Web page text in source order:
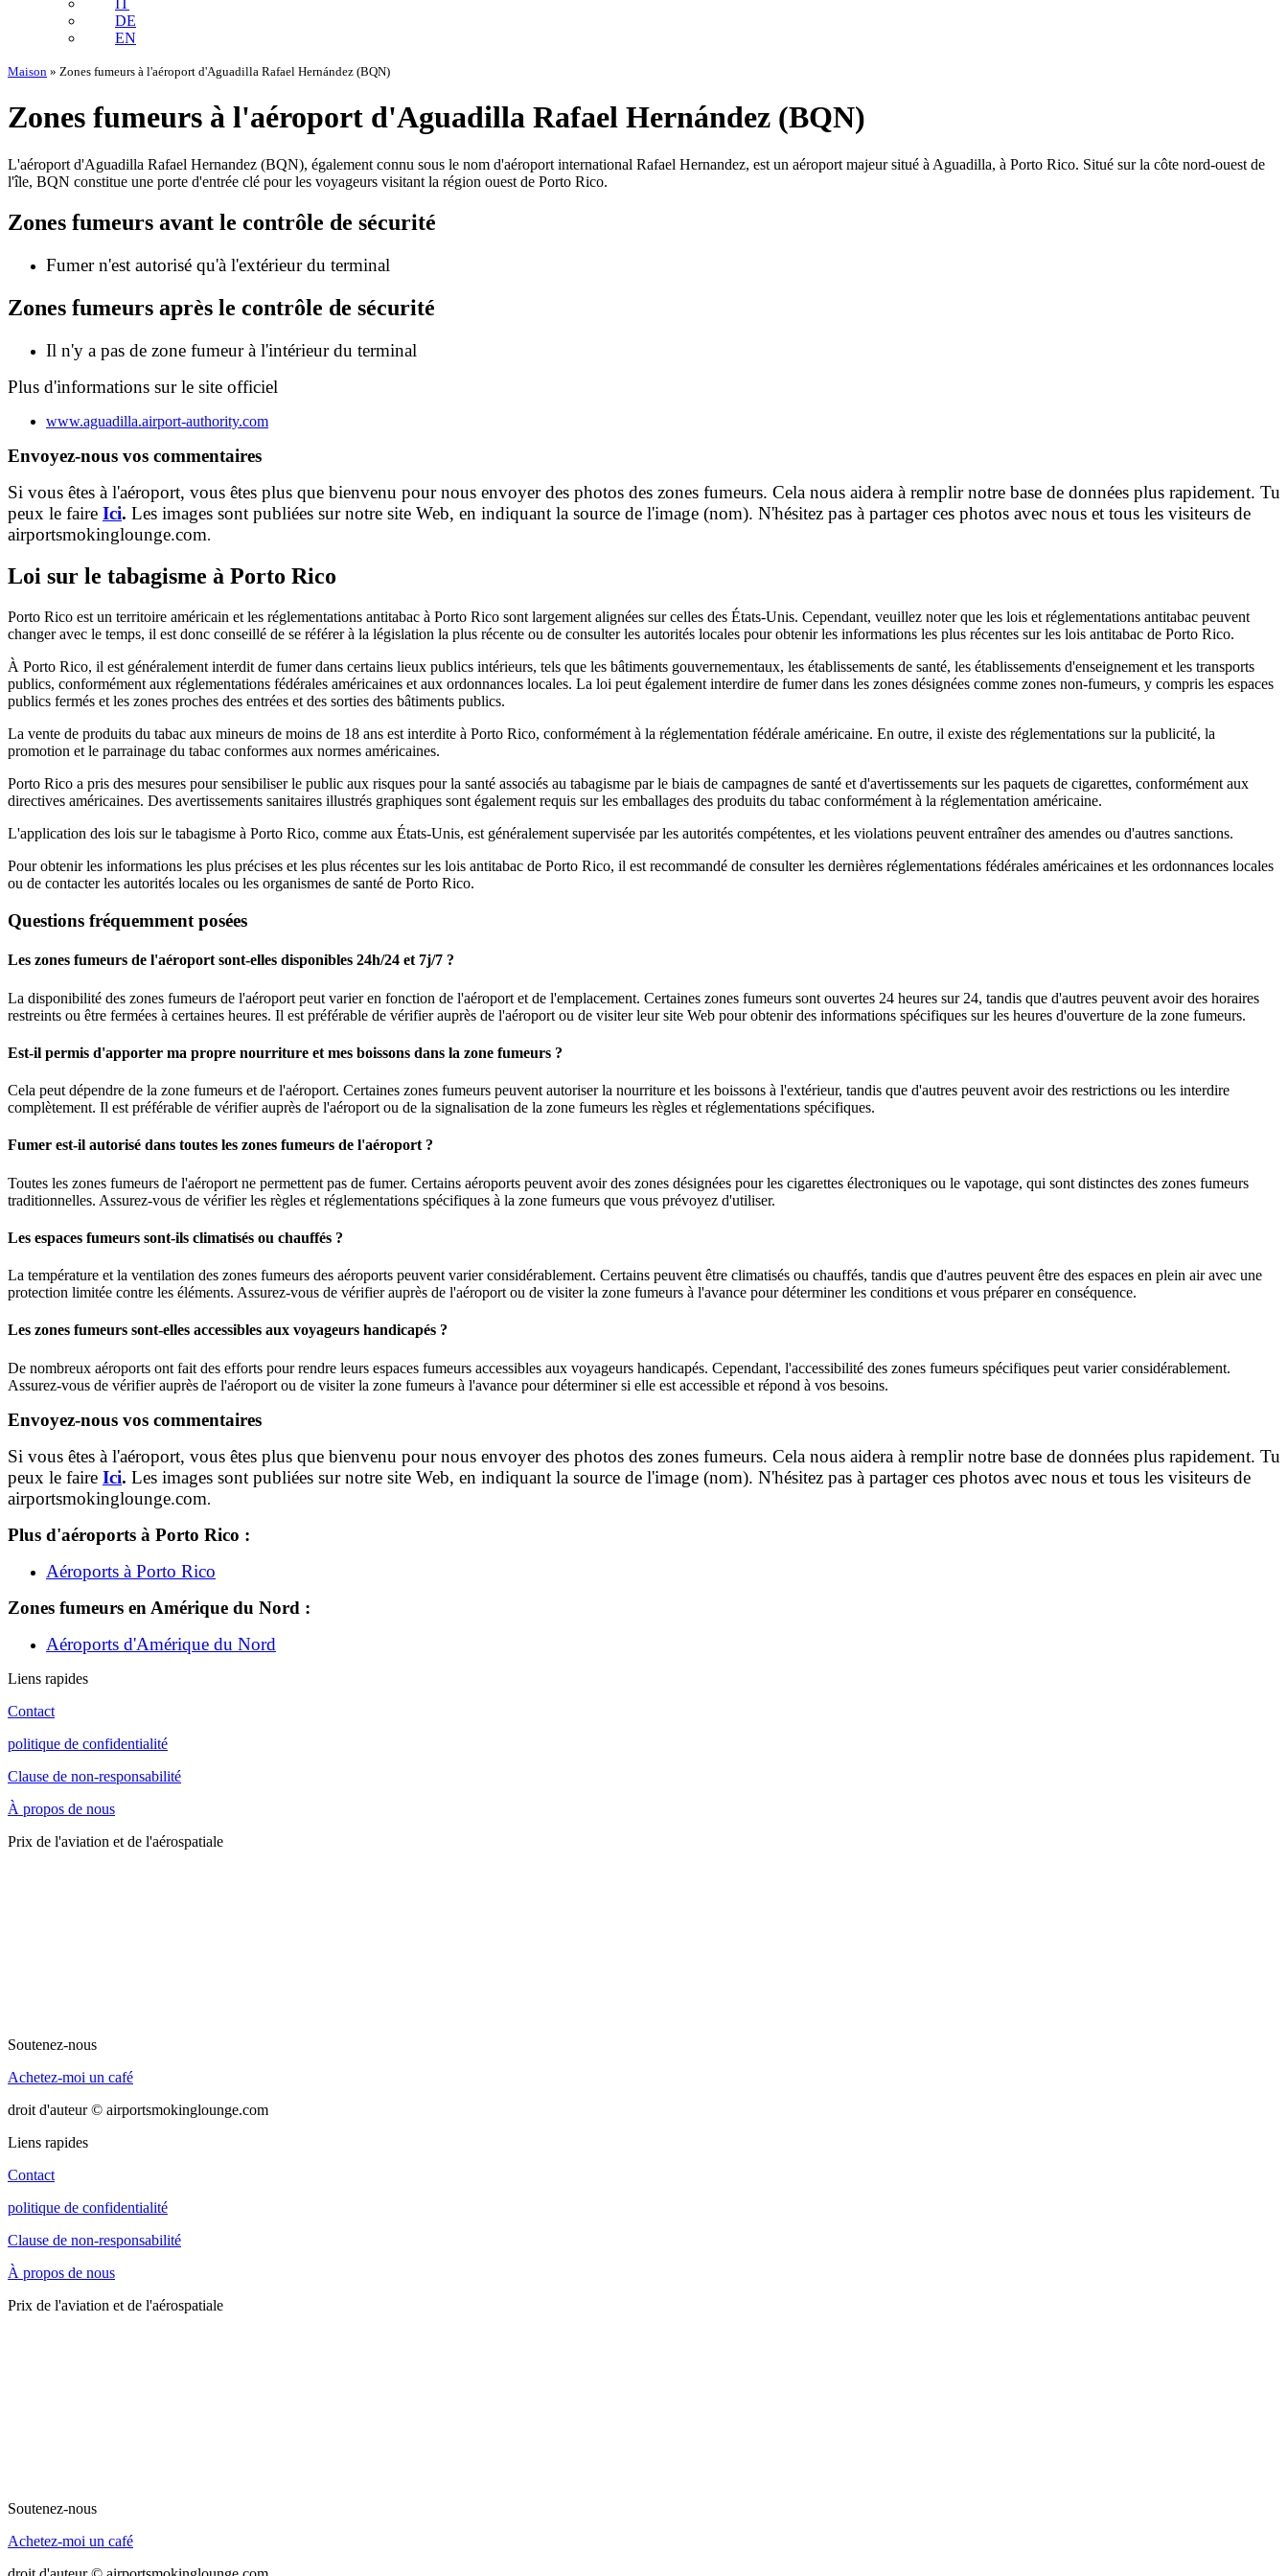
IT
DE
EN
Maison » Zones fumeurs à l'aéroport d'Aguadilla Rafael Hernández (BQN)
Zones fumeurs à l'aéroport d'Aguadilla Rafael Hernández (BQN)
L'aéroport d'Aguadilla Rafael Hernandez (BQN), également connu sous le nom d'aéroport international Rafael Hernandez, est un aéroport majeur situé à Aguadilla, à Porto Rico. Situé sur la côte nord-ouest de
l'île, BQN constitue une porte d'entrée clé pour les voyageurs visitant la région ouest de Porto Rico.
Zones fumeurs avant le contrôle de sécurité
Fumer n'est autorisé qu'à l'extérieur du terminal
Zones fumeurs après le contrôle de sécurité
Il n'y a pas de zone fumeur à l'intérieur du terminal
Plus d'informations sur le site officiel
www.aguadilla.airport-authority.com
Envoyez-nous vos commentaires
Si vous êtes à l'aéroport, vous êtes plus que bienvenu pour nous envoyer des photos des zones fumeurs. Cela nous aidera à remplir notre base de données plus rapidement. Tu
peux le faire Ici. Les images sont publiées sur notre site Web, en indiquant la source de l'image (nom). N'hésitez pas à partager ces photos avec nous et tous les visiteurs de
airportsmokinglounge.com.
Loi sur le tabagisme à Porto Rico
Porto Rico est un territoire américain et les réglementations antitabac à Porto Rico sont largement alignées sur celles des États-Unis. Cependant, veuillez noter que les lois et réglementations antitabac peuvent
changer avec le temps, il est donc conseillé de se référer à la législation la plus récente ou de consulter les autorités locales pour obtenir les informations les plus récentes sur les lois antitabac de Porto Rico.
À Porto Rico, il est généralement interdit de fumer dans certains lieux publics intérieurs, tels que les bâtiments gouvernementaux, les établissements de santé, les établissements d'enseignement et les transports
publics, conformément aux réglementations fédérales américaines et aux ordonnances locales. La loi peut également interdire de fumer dans les zones désignées comme zones non-fumeurs, y compris les espaces
publics fermés et les zones proches des entrées et des sorties des bâtiments publics.
La vente de produits du tabac aux mineurs de moins de 18 ans est interdite à Porto Rico, conformément à la réglementation fédérale américaine. En outre, il existe des réglementations sur la publicité, la
promotion et le parrainage du tabac conformes aux normes américaines.
Porto Rico a pris des mesures pour sensibiliser le public aux risques pour la santé associés au tabagisme par le biais de campagnes de santé et d'avertissements sur les paquets de cigarettes, conformément aux
directives américaines. Des avertissements sanitaires illustrés graphiques sont également requis sur les emballages des produits du tabac conformément à la réglementation américaine.
L'application des lois sur le tabagisme à Porto Rico, comme aux États-Unis, est généralement supervisée par les autorités compétentes, et les violations peuvent entraîner des amendes ou d'autres sanctions.
Pour obtenir les informations les plus précises et les plus récentes sur les lois antitabac de Porto Rico, il est recommandé de consulter les dernières réglementations fédérales américaines et les ordonnances locales
ou de contacter les autorités locales ou les organismes de santé de Porto Rico.
Questions fréquemment posées
Les zones fumeurs de l'aéroport sont-elles disponibles 24h/24 et 7j/7 ?
La disponibilité des zones fumeurs de l'aéroport peut varier en fonction de l'aéroport et de l'emplacement. Certaines zones fumeurs sont ouvertes 24 heures sur 24, tandis que d'autres peuvent avoir des horaires
restreints ou être fermées à certaines heures. Il est préférable de vérifier auprès de l'aéroport ou de visiter leur site Web pour obtenir des informations spécifiques sur les heures d'ouverture de la zone fumeurs.
Est-il permis d'apporter ma propre nourriture et mes boissons dans la zone fumeurs ?
Cela peut dépendre de la zone fumeurs et de l'aéroport. Certaines zones fumeurs peuvent autoriser la nourriture et les boissons à l'extérieur, tandis que d'autres peuvent avoir des restrictions ou les interdire
complètement. Il est préférable de vérifier auprès de l'aéroport ou de la signalisation de la zone fumeurs les règles et réglementations spécifiques.
Fumer est-il autorisé dans toutes les zones fumeurs de l'aéroport ?
Toutes les zones fumeurs de l'aéroport ne permettent pas de fumer. Certains aéroports peuvent avoir des zones désignées pour les cigarettes électroniques ou le vapotage, qui sont distinctes des zones fumeurs
traditionnelles. Assurez-vous de vérifier les règles et réglementations spécifiques à la zone fumeurs que vous prévoyez d'utiliser.
Les espaces fumeurs sont-ils climatisés ou chauffés ?
La température et la ventilation des zones fumeurs des aéroports peuvent varier considérablement. Certains peuvent être climatisés ou chauffés, tandis que d'autres peuvent être des espaces en plein air avec une
protection limitée contre les éléments. Assurez-vous de vérifier auprès de l'aéroport ou de visiter la zone fumeurs à l'avance pour déterminer les conditions et vous préparer en conséquence.
Les zones fumeurs sont-elles accessibles aux voyageurs handicapés ?
De nombreux aéroports ont fait des efforts pour rendre leurs espaces fumeurs accessibles aux voyageurs handicapés. Cependant, l'accessibilité des zones fumeurs spécifiques peut varier considérablement.
Assurez-vous de vérifier auprès de l'aéroport ou de visiter la zone fumeurs à l'avance pour déterminer si elle est accessible et répond à vos besoins.
Envoyez-nous vos commentaires
Si vous êtes à l'aéroport, vous êtes plus que bienvenu pour nous envoyer des photos des zones fumeurs. Cela nous aidera à remplir notre base de données plus rapidement. Tu
peux le faire Ici. Les images sont publiées sur notre site Web, en indiquant la source de l'image (nom). N'hésitez pas à partager ces photos avec nous et tous les visiteurs de
airportsmokinglounge.com.
Plus d'aéroports à Porto Rico :
Aéroports à Porto Rico
Zones fumeurs en Amérique du Nord :
Aéroports d'Amérique du Nord
Liens rapides
Contact
politique de confidentialité
Clause de non-responsabilité
À propos de nous
Prix de l'aviation et de l'aérospatiale
Soutenez-nous
Achetez-moi un café
droit d'auteur © airportsmokinglounge.com
Liens rapides
Contact
politique de confidentialité
Clause de non-responsabilité
À propos de nous
Prix de l'aviation et de l'aérospatiale
Soutenez-nous
Achetez-moi un café